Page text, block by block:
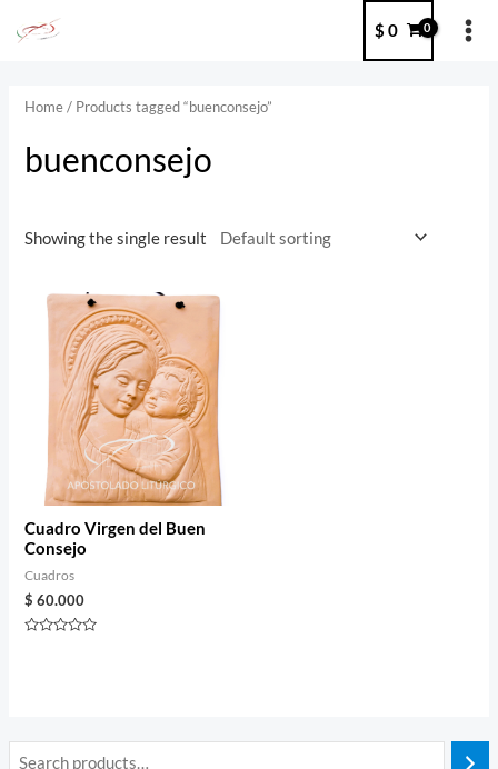
$ 0
Home/ Products tagged “buenconsejo”
buenconsejo
Showing the single result
Cuadro Virgen del Buen
Consejo
Cuadros
$ 60.000